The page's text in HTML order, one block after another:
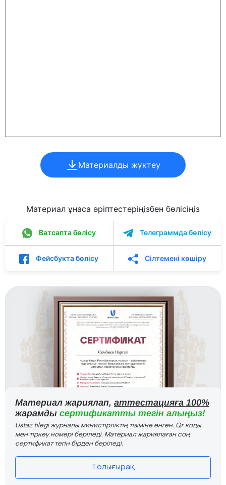
Материалды жүктеу
Материал ұнаса әріптестеріңізбен бөлісіңіз
Ватсапта бөлісу Телеграммда бөлісу
Фейсбукта бөлісу Сілтемені көшіру
Материал жариялап, аттестацияға 100%
жарамды сертификатты тегін алыңыз!
Ustaz tilegi журналы министірліктің тізіміне енген. Qr коды
мен тіркеу номері беріледі. Материал жариялаған соң
сертификат тегін бірден беріледі.
Толығырақ